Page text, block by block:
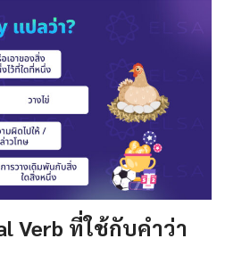
Verb ที่ใช้กับคำว่า